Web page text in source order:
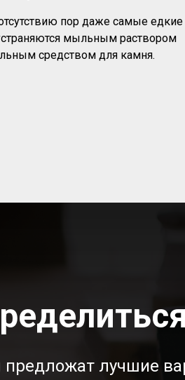
пор даже самые едкие
мыльным раствором
средством для камня.
лучшие